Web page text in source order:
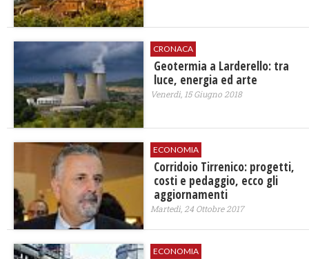
CRONACA
Geotermia a Larderello: tra
luce, energia ed arte
Venerdì, 15 Giugno 2018
ECONOMIA
Corridoio Tirrenico: progetti,
costi e pedaggio, ecco gli
aggiornamenti
Martedì, 24 Ottobre 2017
ECONOMIA